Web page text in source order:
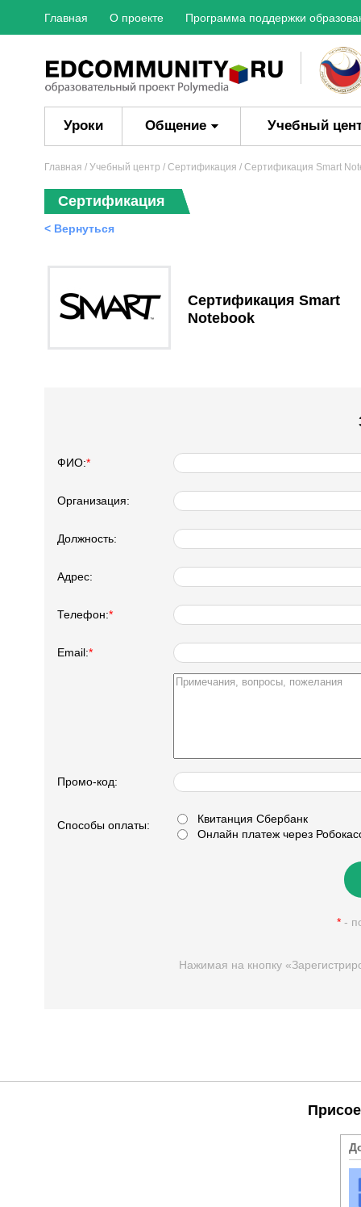
Главная О проекте Программа поддержки
Уроки Общение Учебный
Главная / Учебный центр / Сертификация / Сертификация Smart
Сертификация
< Вернуться
Сертификация Smart
Notebook
ФИО:*
Организация:
Должность:
Адрес:
Телефон:*
Email:*
Промо-код:
Способы оплаты:
Квитанция Сбербанк
Онлайн платеж через
* -
Нажимая на кнопку